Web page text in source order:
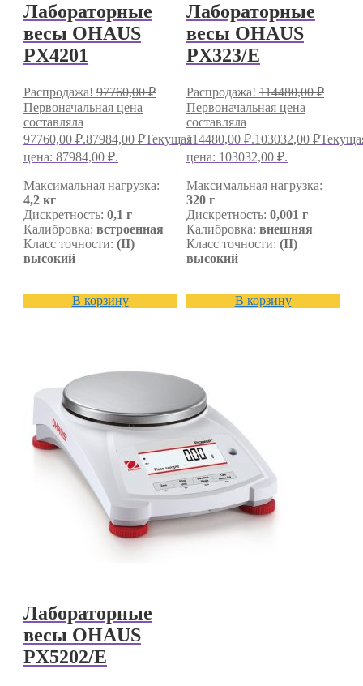
Лабораторные
весы OHAUS
PX4201
Распродажа! 97760,00₽
Первоначальная цена
составляла
97760,00 ₽.87984,00 ₽Текущая
цена: 87984,00 ₽.
Максимальная нагрузка:
4,2 кг
Дискретность: 0,1 г
Калибровка: встроенная
Класс точности: (II)
высокий
В корзину
Лабораторные
весы OHAUS
PX323/E
Распродажа! 114480,00₽
Первоначальная цена
составляла
114480,00 ₽.103032,00 ₽
цена: 103032,00 ₽.
Максимальная нагрузка:
320 г
Дискретность: 0,001 г
Калибровка: внешняя
Класс точности: (II)
высокий
В корзину
Лабораторные
весы OHAUS
PX5202/E